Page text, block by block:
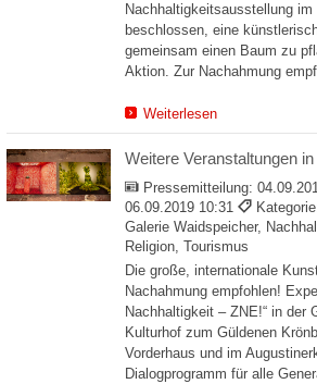
Nachhaltigkeitsausstellung im
beschlossen, eine
gemeinsam einen Baum zu
Aktion. Zur Nachahmung
Weiterlesen
Weitere Veranstaltungen
Pressemitteilung:
06.09.2019 10:31
Galerie Waidspeicher,
Religion, Tourismus
Die große, internationale
Nachahmung empfohlen!
Nachhaltigkeit – ZNE!“ in der
Kulturhof zum Güldenen
Vorderhaus und im
Dialogprogramm für alle